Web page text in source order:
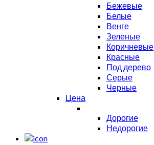
Бежевые
Белые
Венге
Зеленые
Коричневые
Красные
Под дерево
Серые
Черные
Цена
Дорогие
Недорогие